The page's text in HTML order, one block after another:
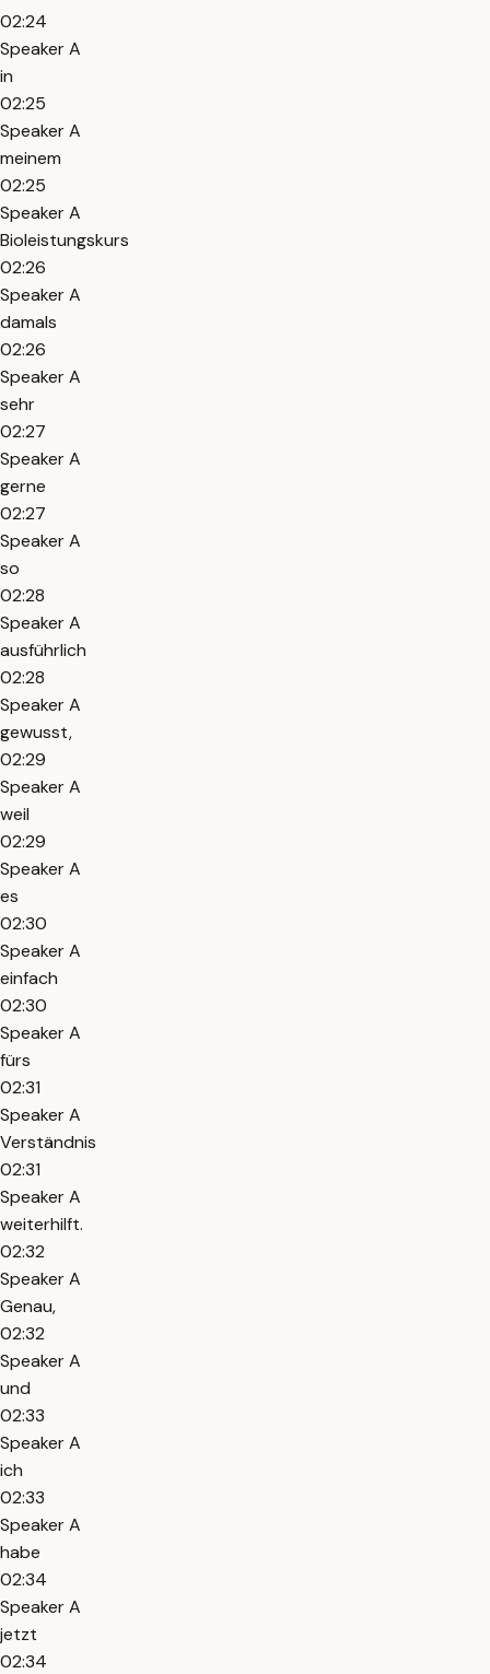
02:24
Speaker A
in
02:25
Speaker A
meinem
02:25
Speaker A
Bioleistungskurs
02:26
Speaker A
damals
02:26
Speaker A
sehr
02:27
Speaker A
gerne
02:27
Speaker A
so
02:28
Speaker A
ausführlich
02:28
Speaker A
gewusst,
02:29
Speaker A
weil
02:29
Speaker A
es
02:30
Speaker A
einfach
02:30
Speaker A
fürs
02:31
Speaker A
Verständnis
02:31
Speaker A
weiterhilft.
02:32
Speaker A
Genau,
02:32
Speaker A
und
02:33
Speaker A
ich
02:33
Speaker A
habe
02:34
Speaker A
jetzt
02:34